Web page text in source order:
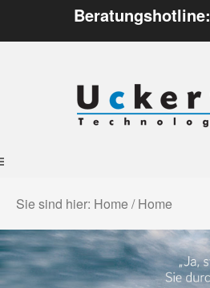
Beratungshotline:
Sie sind hier: Home / Home